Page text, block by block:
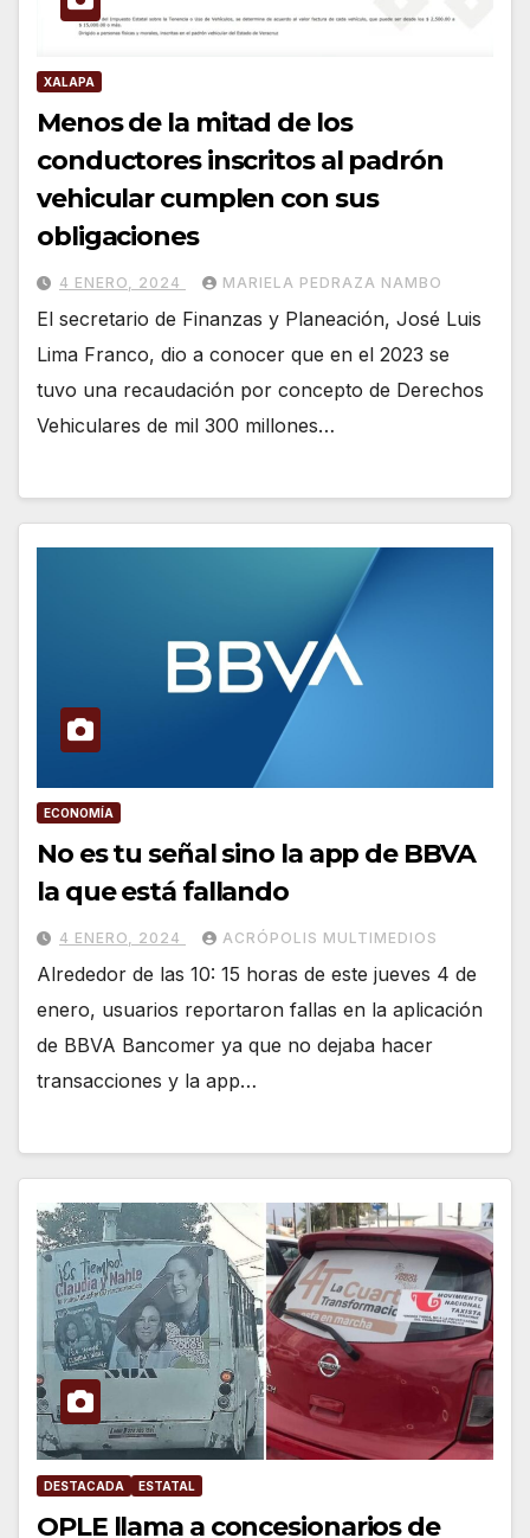
XALAPA
Menos de la mitad de los
conductores inscritos al padrón
vehicular cumplen con sus
obligaciones
4 ENERO, 2024 MARIELA PEDRAZA NAMBO
El secretario de Finanzas y Planeación, José Luis
Lima Franco, dio a conocer que en el 2023 se
tuvo una recaudación por concepto de Derechos
Vehiculares de mil 300 millones…
ECONOMÍA
No es tu señal sino la app de BBVA
la que está fallando
4 ENERO, 2024 ACRÓPOLIS MULTIMEDIOS
Alrededor de las 10: 15 horas de este jueves 4 de
enero, usuarios reportaron fallas en la aplicación
de BBVA Bancomer ya que no dejaba hacer
transacciones y la app…
DESTACADA ESTATAL
OPLE llama a concesionarios de